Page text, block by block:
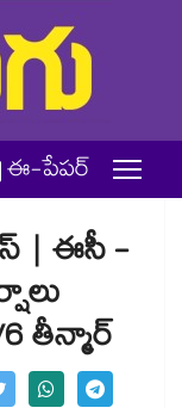
ఈ-పేపర్
| ఈసీ -
తీన్మార్